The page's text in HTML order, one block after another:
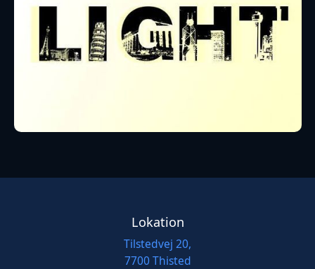
Lokation
Tilstedvej 20,
7700 Thisted